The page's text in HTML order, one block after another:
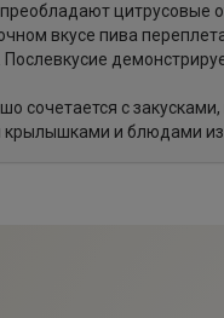
цитрусовые
вкусе пива
сочетается с
крылышками и блюдами